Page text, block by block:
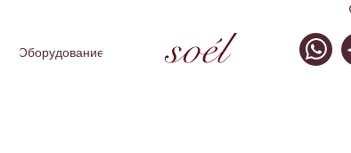
Оборудование